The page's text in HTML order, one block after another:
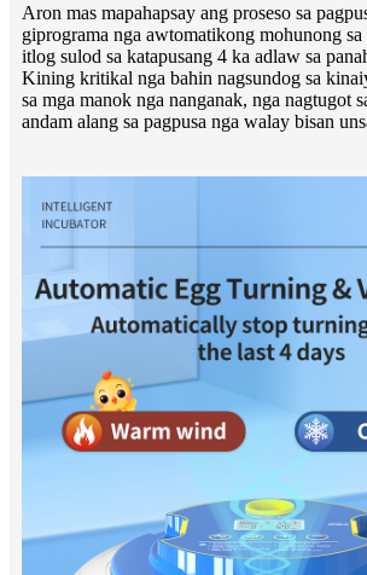
Aron mas mapahapsay ang proseso sa
giprograma nga awtomatikong mohunong sa
itlog sulod sa katapusang 4 ka adlaw sa
Kining kritikal nga bahin nagsundog sa
sa mga manok nga nanganak, nga nagtugot
andam alang sa pagpusa nga walay bisan